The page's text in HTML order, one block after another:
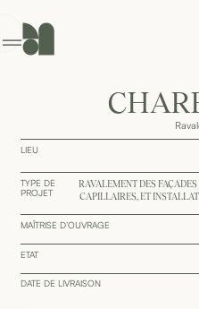
LIEU
TYPE DE
PROJET
RAVALEMENT DES
CAPILLAIRES, ET
MAÎTRISE D’OUVRAGE
ETAT
DATE DE LIVRAISON